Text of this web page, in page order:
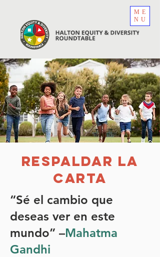
ME
NU
RESPALDAR LA
CARTA
“Sé el cambio que
deseas ver en este
mundo” –Mahatma
Gandhi